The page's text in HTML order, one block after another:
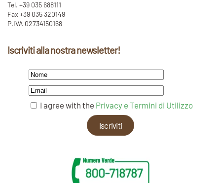
Tel. +39 035 688111
Fax +39 035 320149
P.IVA 02734150168
Iscriviti alla nostra newsletter!
I agree with the Privacy e Termini di Utilizzo